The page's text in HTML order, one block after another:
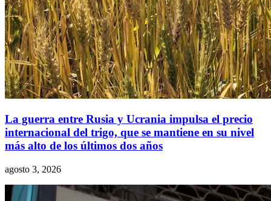
La guerra entre Rusia y Ucrania impulsa el precio
internacional del trigo, que se mantiene en su nivel
más alto de los últimos dos años
agosto 3, 2026